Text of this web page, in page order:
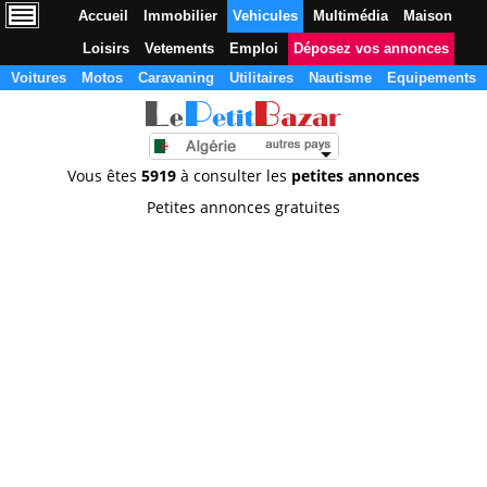
Accueil Immobilier Vehicules Multimédia
Maison
Loisirs
Vetements Emploi
Déposez vos annonces
Voitures
Motos Caravaning Utilitaires Nautisme Equipements
Vous êtes 5919 à consulter les petites annonces
Petites annonces gratuites